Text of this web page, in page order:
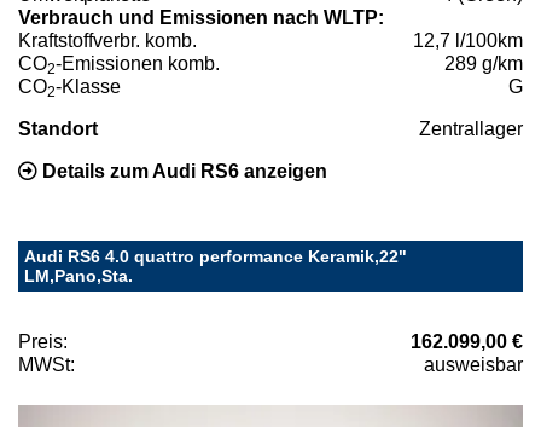
Verbrauch und Emissionen nach WLTP:
Kraftstoffverbr. komb.
12,7 l/100km
CO2-Emissionen komb.
289 g/km
CO2-Klasse G
Standort Zentrallager
Details zum Audi RS6 anzeigen
Audi RS6 4.0 quattro performance Keramik,22"
LM,Pano,Sta.
Preis:
162.099,00 €
MWSt:
ausweisbar